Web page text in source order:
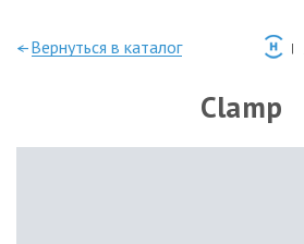
—Вернуться в каталог
Clamp